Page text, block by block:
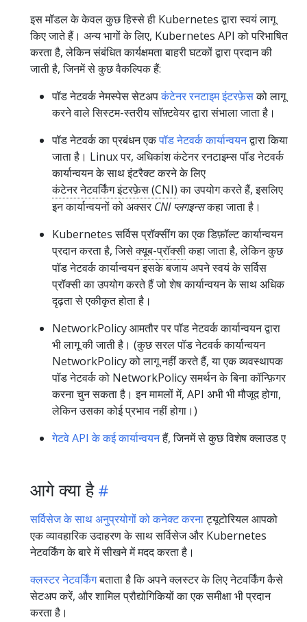
इस मॉडल के केवल कुछ हिस्से ही Kubernetes द्वारा स्वयं लागू
किए जाते हैं। अन्य भागों के लिए, Kubernetes API को परिभाषित
करता है, लेकिन संबंधित कार्यक्षमता बाहरी घटकों द्वारा प्रदान की
जाती है, जिनमें से कुछ वैकल्पिक हैं:
पॉड नेटवर्क नेमस्पेस सेटअपकंटेनर रनटाइम इंटरफ़ेसको लागू
करने वाले सिस्टम-स्तरीय सॉफ़्टवेयर द्वारा संभाला जाता है।
पॉड नेटवर्क का प्रबंधन एकपॉड नेटवर्क कार्यान्वयनद्वारा किया
जाता है। Linux पर, अधिकांश कंटेनर रनटाइम्स पॉड नेटवर्क
कार्यान्वयन के साथ इंटरैक्ट करने के लिए
कंटेनर नेटवर्किंग इंटरफ़ेस (CNI)का उपयोग करते हैं, इसलिए
इन कार्यान्वयनों को अक्सर CNI प्लगइन्सकहा जाता है।
Kubernetes सर्विस प्रॉक्सींग का एक डिफ़ॉल्ट कार्यान्वयन
प्रदान करता है, जिसेक्यूब-प्रॉक्सीकहा जाता है, लेकिन कुछ
पॉड नेटवर्क कार्यान्वयन इसके बजाय अपने स्वयं के सर्विस
प्रॉक्सी का उपयोग करते हैं जो शेष कार्यान्वयन के साथ अधिक
दृढ़ता से एकीकृत होता है।
NetworkPolicy आमतौर पर पॉड नेटवर्क कार्यान्वयन द्वारा
भी लागू की जाती है। (कुछ सरल पॉड नेटवर्क कार्यान्वयन
NetworkPolicy को लागू नहीं करते हैं, या एक व्यवस्थापक
पॉड नेटवर्क को NetworkPolicy समर्थन के बिना कॉन्फ़िगर
करना चुन सकता है। इन मामलों में, API अभी भी मौजूद होगा,
लेकिन उसका कोई प्रभाव नहीं होगा।)
गेटवे API के कई कार्यान्वयनहैं, जिनमें से कुछ विशेष क्लाउड ए
आगे क्या है
सर्विसेज के साथ अनुप्रयोगों को कनेक्ट करनाट्यूटोरियल आपको
एक व्यावहारिक उदाहरण के साथ सर्विसेज और Kubernetes
नेटवर्किंग के बारे में सीखने में मदद करता है।
क्लस्टर नेटवर्किंगबताता है कि अपने क्लस्टर के लिए नेटवर्किंग कैसे
सेटअप करें, और शामिल प्रौद्योगिकियों का एक समीक्षा भी प्रदान
करता है।